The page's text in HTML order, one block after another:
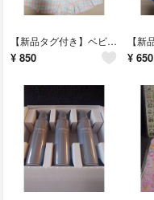
【新品タグ付き】ベビー セットアップ 90cm フルーツ刺繍 ノースリーブ
¥ 850 ¥ 650